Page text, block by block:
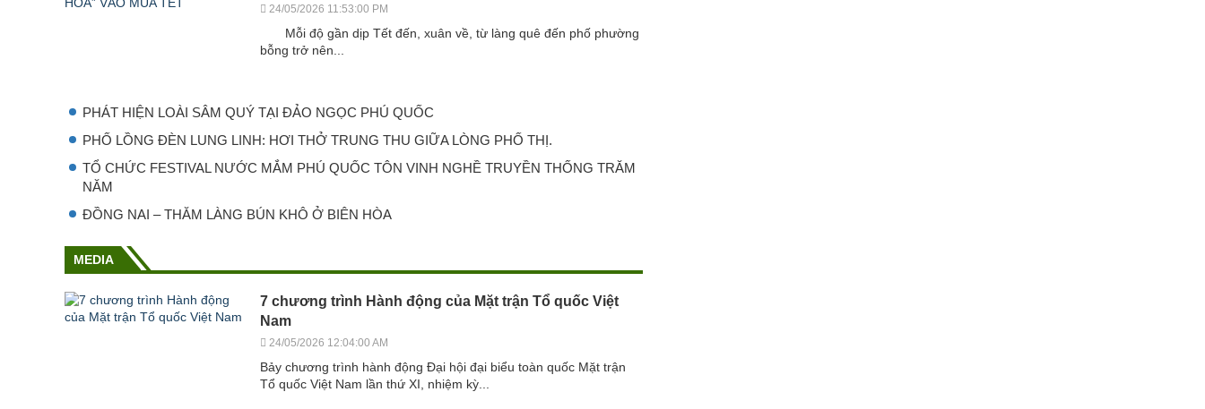
24/05/2026 11:53:00 PM
Mỗi độ gần dịp Tết đến, xuân về, từ làng quê đến phố phường
bỗng trở nên...
PHÁT HIỆN LOÀI SÂM QUÝ TẠI ĐẢO NGỌC PHÚ QUỐC
PHỐ LỒNG ĐÈN LUNG LINH: HƠI THỞ TRUNG THU GIỮA LÒNG PHỐ THỊ.
TỔ CHỨC FESTIVAL NƯỚC MẮM PHÚ QUỐC TÔN VINH NGHỀ TRUYỀN THỐNG TRĂM
NĂM
ĐỒNG NAI – THĂM LÀNG BÚN KHÔ Ở BIÊN HÒA
MEDIA
7 chương trình Hành động của Mặt trận Tổ quốc Việt
Nam
24/05/2026 12:04:00 AM
Bảy chương trình hành động Đại hội đại biểu toàn quốc Mặt trận
Tổ quốc Việt Nam lần thứ XI, nhiệm kỳ...